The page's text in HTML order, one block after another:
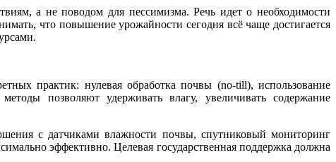
а не поводом для пессимизма. Речь идет о необходимости
что повышение урожайности сегодня всё чаще достигается
практик: нулевая обработка почвы (no-till), использование
позволяют удерживать влагу, увеличивать содержание
с датчиками влажности почвы, спутниковый мониторинг
эффективно. Целевая государственная поддержка должна